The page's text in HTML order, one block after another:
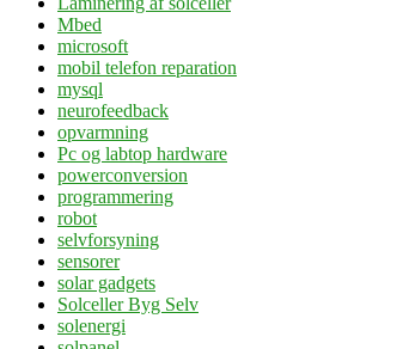
Mbed
microsoft
mobil telefon reparation
mysql
neurofeedback
opvarmning
Pc og labtop hardware
powerconversion
programmering
robot
selvforsyning
sensorer
solar gadgets
Solceller Byg Selv
solenergi